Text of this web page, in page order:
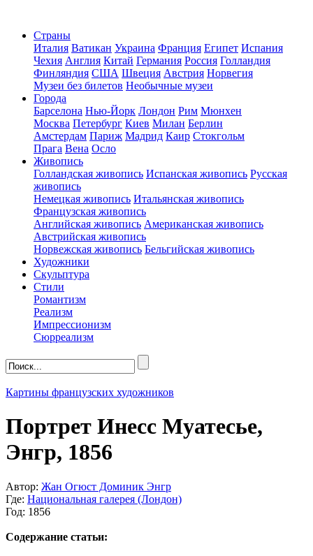
Страны
Италия Ватикан Украина Франция Египет Испания
Чехия Англия Китай Германия Россия Голландия
Финляндия США Швеция Австрия Норвегия
Музеи без билетов Необычные музеи
Города
Барселона Нью-Йорк Лондон Рим Мюнхен
Москва Петербург Киев Милан Берлин
Амстердам Париж Мадрид Каир Стокгольм
Прага Вена Осло
Живопись
Голландская живопись Испанская живопись Русская
живопись
Немецкая живопись Итальянская живопись
Французская живопись
Английская живопись Американская живопись
Австрийская живопись
Норвежская живопись Бельгийская живопись
Художники
Скульптура
Стили
Романтизм
Реализм
Импрессионизм
Сюрреализм
Картины французских художников
Портрет Инесс Муатесье,
Энгр, 1856
Автор: Жан Огюст Доминик Энгр
Где: Национальная галерея (Лондон)
Год: 1856
Содержание статьи: